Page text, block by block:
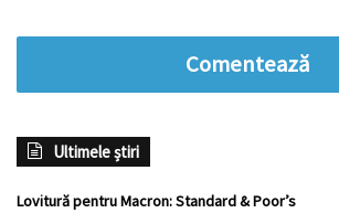
Comentează
Ultimele știri
Lovitură pentru Macron: Standard & Poor’s